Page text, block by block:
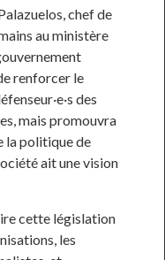
chef de
au ministère
renforcer le
des
mais promouvra
la politique de
ait une vision
cette législation
les